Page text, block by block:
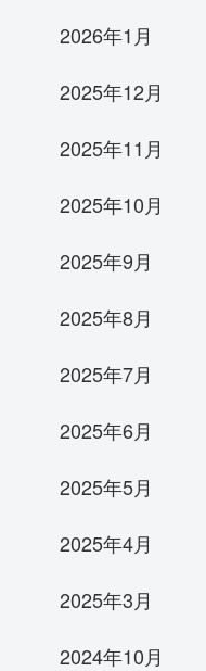
2026年1月
2025年12月
2025年11月
2025年10月
2025年9月
2025年8月
2025年7月
2025年6月
2025年5月
2025年4月
2025年3月
2024年10月